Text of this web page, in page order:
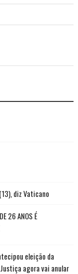
diz Vaticano
26 ANOS É
eleição da
agora vai anular